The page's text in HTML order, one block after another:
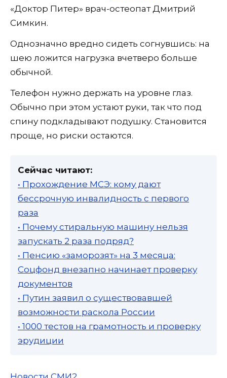
«Доктор Питер» врач-остеопат Дмитрий
Симкин.
Однозначно вредно сидеть согнувшись: на
шею ложится нагрузка вчетверо больше
обычной.
Телефон нужно держать на уровне глаз.
Обычно при этом устают руки, так что под
спину подкладывают подушку. Становится
проще, но риски остаются.
Сейчас читают:
• Прохождение МСЭ: кому дают
бессрочную инвалидность с первого
раза
• Почему стиральную машину нельзя
запускать 2 раза подряд?
• Пенсию «заморозят» на 3 месяца:
Соцфонд внезапно начинает проверку
документов
• Путин заявил о существовавшей
возможности раскола России
• 1000 тестов на грамотность и проверку
эрудиции